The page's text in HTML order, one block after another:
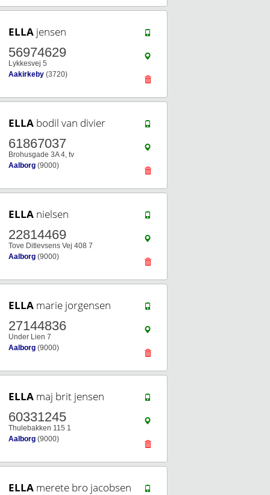
ELLA jensen
56974629
Lykkesvej 5
Aakirkeby (3720)
ELLA bodil van divier
61867037
Brohusgade 3A 4, tv
Aalborg (9000)
ELLA nielsen
22814469
Tove Ditlevsens Vej 408 7
Aalborg (9000)
ELLA marie jorgensen
27144836
Under Lien 7
Aalborg (9000)
ELLA maj brit jensen
60331245
Thulebakken 115 1
Aalborg (9000)
ELLA merete bro jacobsen